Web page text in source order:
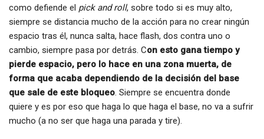
como defiende el pick and roll, sobre todo si es muy alto,
siempre se distancia mucho de la acción para no crear ningún
espacio tras él, nunca salta, hace flash, dos contra uno o
cambio, siempre pasa por detrás. Con esto gana tiempo y
pierde espacio, pero lo hace en una zona muerta, de
forma que acaba dependiendo de la decisión del base
que sale de este bloqueo. Siempre se encuentra donde
quiere y es por eso que haga lo que haga el base, no va a sufrir
mucho (a no ser que haga una parada y tire).